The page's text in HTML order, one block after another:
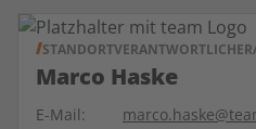
Marco Haske
E-Mail: